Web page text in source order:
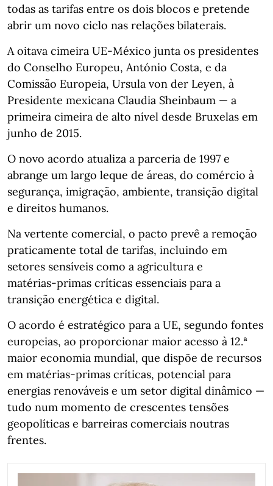
todas as tarifas entre os dois blocos e pretende
abrir um novo ciclo nas relações bilaterais.
A oitava cimeira UE‑México junta os presidentes
do Conselho Europeu, António Costa, e da
Comissão Europeia, Ursula von der Leyen, à
Presidente mexicana Claudia Sheinbaum — a
primeira cimeira de alto nível desde Bruxelas em
junho de 2015.
O novo acordo atualiza a parceria de 1997 e
abrange um largo leque de áreas, do comércio à
segurança, imigração, ambiente, transição digital
e direitos humanos.
Na vertente comercial, o pacto prevê a remoção
praticamente total de tarifas, incluindo em
setores sensíveis como a agricultura e
matérias‑primas críticas essenciais para a
transição energética e digital.
O acordo é estratégico para a UE, segundo fontes
europeias, ao proporcionar maior acesso à 12.ª
maior economia mundial, que dispõe de recursos
em matérias‑primas críticas, potencial para
energias renováveis e um setor digital dinâmico —
tudo num momento de crescentes tensões
geopolíticas e barreiras comerciais noutras
frentes.